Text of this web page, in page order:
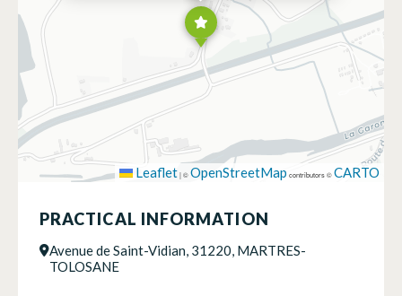
Leaflet|©OpenStreetMap contributors ©CARTO
PRACTICAL INFORMATION
Avenue de Saint-Vidian, 31220, MARTRES-
TOLOSANE